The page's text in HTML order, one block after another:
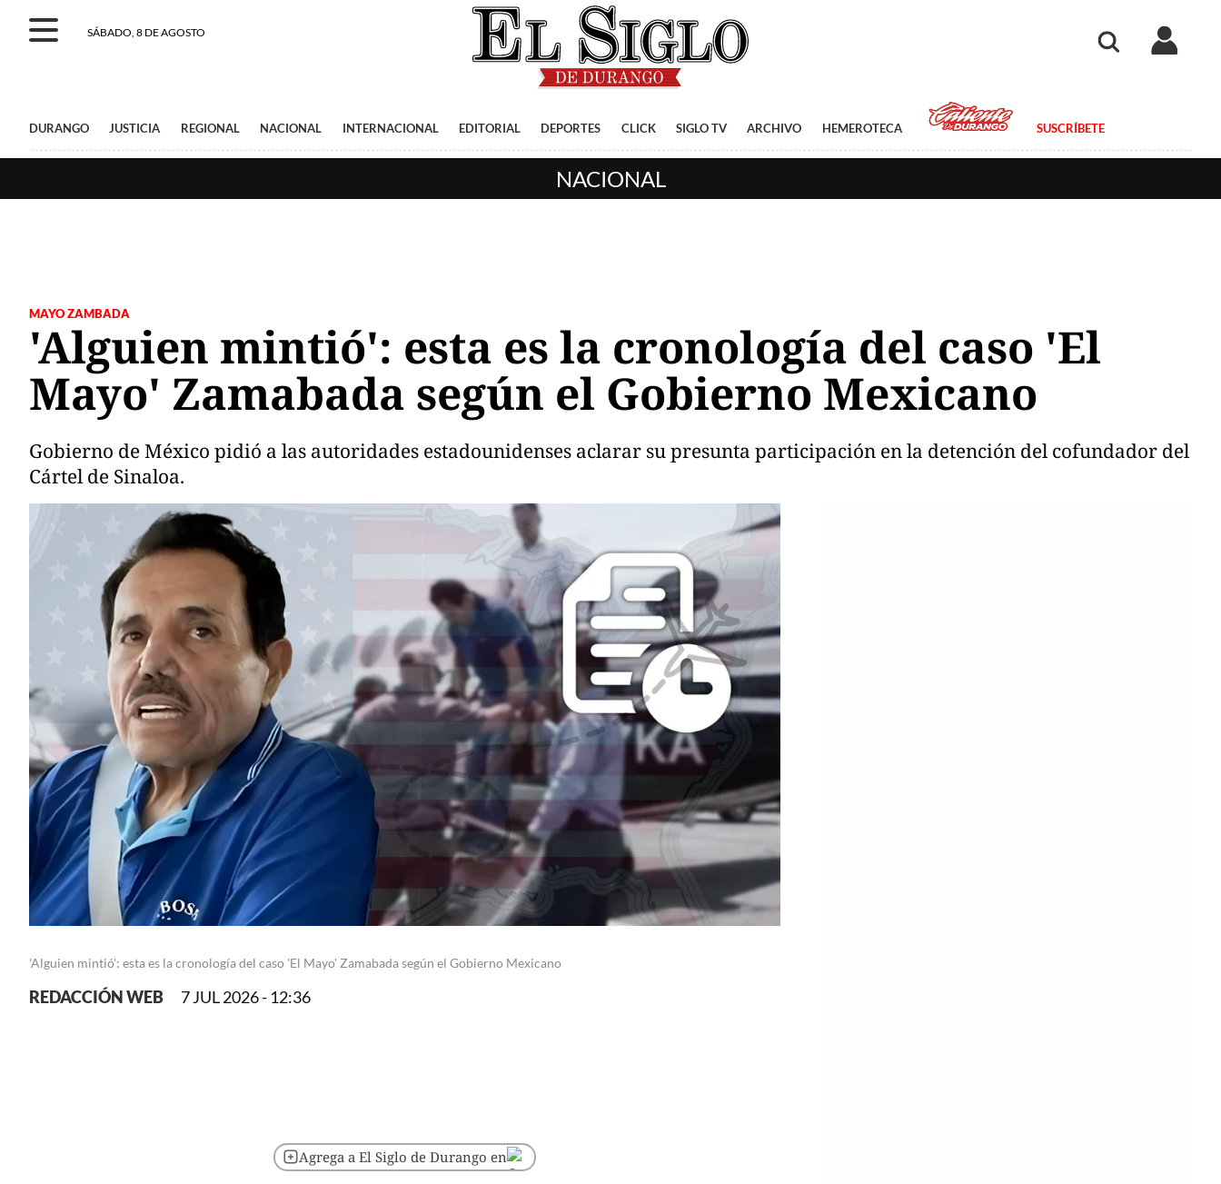
SÁBADO, 8 DE AGOSTO
DURANGO JUSTICIA REGIONAL NACIONAL INTERNACIONAL EDITORIAL DEPORTES CLICK SIGLO TV ARCHIVO HEMEROTECA SUSCRÍBETE
NACIONAL
MAYO ZAMBADA
'Alguien mintió': esta es la cronología del caso 'El
Mayo' Zamabada según el Gobierno Mexicano
Gobierno de México pidió a las autoridades estadounidenses aclarar su presunta participación en la detención del cofundador del
Cártel de Sinaloa.
'Alguien mintió': esta es la cronología del caso 'El Mayo' Zamabada según el Gobierno Mexicano
REDACCIÓN WEB 7 JUL 2026 - 12:36
Agrega a El Siglo de Durango en